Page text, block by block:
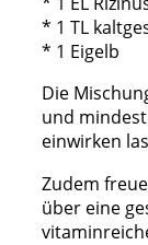
* 1 TL
* 1 Eigelb
Die
und
einwirken
Zudem
über eine